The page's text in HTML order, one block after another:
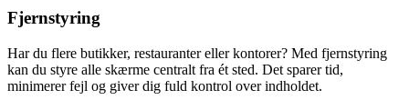
Fjernstyring
Har du flere butikker, restauranter eller kontorer? Med fjernstyring
kan du styre alle skærme centralt fra ét sted. Det sparer tid,
minimerer fejl og giver dig fuld kontrol over indholdet.